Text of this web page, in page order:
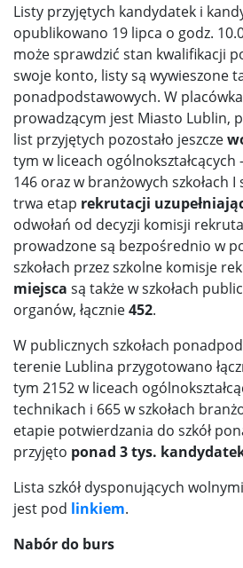
Listy przyjętych kandydatek i
opublikowano 19 lipca o godz.
może sprawdzić stan kwalifikacji
swoje konto, listy są wywieszone
ponadpodstawowych. W
prowadzącym jest Miasto Lublin,
list przyjętych pozostało jeszcze
tym w liceach ogólnokształcących
146 oraz w branżowych szkołach
trwa etap rekrutacji
odwołań od decyzji komisji
prowadzone są bezpośrednio w
szkołach przez szkolne komisje
miejsca są także w szkołach
organów, łącznie452.
W publicznych szkołach
terenie Lublina przygotowano
tym 2152 w liceach
technikach i 665 w szkołach
etapie potwierdzania do szkół
przyjęto ponad 3 tys.
Lista szkół dysponujących
jest pod linkiem.
Nabór do burs